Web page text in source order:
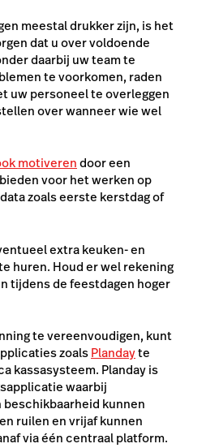
meestal drukker zijn, is het
dat u over voldoende
daarbij uw team te
te voorkomen, raden
uw personeel te overleggen
over wanneer wie wel
motiverendoor een
voor het werken op
zoals eerste kerstdag of
extra keuken- en
huren. Houd er wel rekening
tijdens de feestdagen hoger
te vereenvoudigen, kunt
zoalsPlandayte
kassasysteem. Planday is
waarbij
kunnen
ruilen en vrijaf kunnen
via één centraal platform.